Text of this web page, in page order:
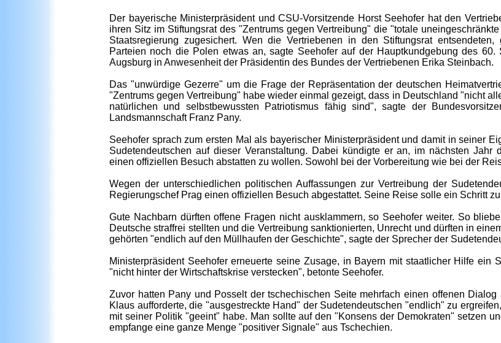
Der bayerische Ministerpräsident und CSU-Vorsitzende Horst Seehofer hat den
ihren Sitz im Stiftungsrat des "Zentrums gegen Vertreibung" die "totale
Staatsregierung zugesichert. Wen die Vertriebenen in den Stiftungsrat
Parteien noch die Polen etwas an, sagte Seehofer auf der Hauptkundgebung des 60.
Augsburg in Anwesenheit der Präsidentin des Bundes der Vertriebenen Erika Steinbach.
Das "unwürdige Gezerre" um die Frage der Repräsentation der deutschen
"Zentrums gegen Vertreibung" habe wieder einmal gezeigt, dass in Deutschland "nicht
natürlichen und selbstbewussten Patriotismus fähig sind", sagte der
Landsmannschaft Franz Pany.
Seehofer sprach zum ersten Mal als bayerischer Ministerpräsident und damit in seiner
Sudetendeutschen auf dieser Veranstaltung. Dabei kündigte er an, im nächsten Jahr
einen offiziellen Besuch abstatten zu wollen. Sowohl bei der Vorbereitung wie bei der
Wegen der unterschiedlichen politischen Auffassungen zur Vertreibung der
Regierungschef Prag einen offiziellen Besuch abgestattet. Seine Reise solle ein Schritt
Gute Nachbarn dürften offene Fragen nicht ausklammern, so Seehofer weiter. So
Deutsche straffrei stellten und die Vertreibung sanktionierten, Unrecht und dürften in
gehörten "endlich auf den Müllhaufen der Geschichte", sagte der Sprecher der
Ministerpräsident Seehofer erneuerte seine Zusage, in Bayern mit staatlicher Hilfe ein
"nicht hinter der Wirtschaftskrise verstecken", betonte Seehofer.
Zuvor hatten Pany und Posselt der tschechischen Seite mehrfach einen offenen
Klaus aufforderte, die "ausgestreckte Hand" der Sudetendeutschen "endlich" zu
mit seiner Politik "geeint" habe. Man sollte auf den "Konsens der Demokraten" setzen
empfange eine ganze Menge "positiver Signale" aus Tschechien.